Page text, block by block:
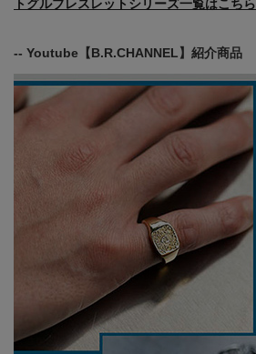
トグルブレスレットシリーズ一覧はこちら
-- Youtube【B.R.CHANNEL】紹介商品